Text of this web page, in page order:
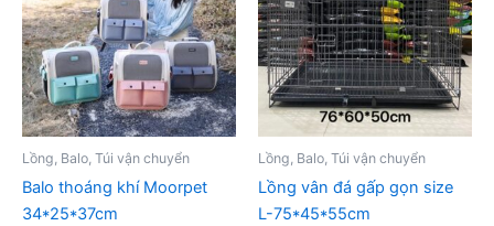
Lồng, Balo, Túi vận chuyển
Balo thoáng khí Moorpet
34*25*37cm
Lồng, Balo, Túi vận chuyển
Lồng vân đá gấp gọn size
L-75*45*55cm